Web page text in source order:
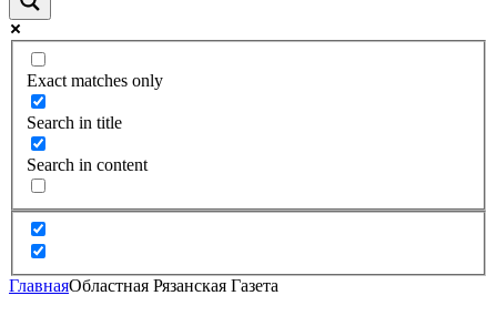
Exact matches only
Search in title
Search in content
ГлавнаяОбластная Рязанская Газета